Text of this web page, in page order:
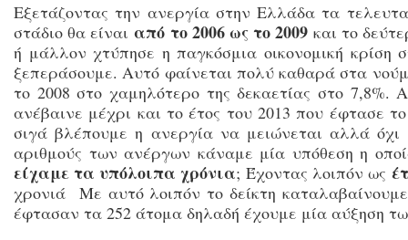
Εξετάζοντας την ανεργία στην Ελλάδα τα
στάδιο θα είναι από το 2006 ως το 2009 και το
ή μάλλον χτύπησε η παγκόσμια οικονομική
ξεπεράσουμε. Αυτό φαίνεται πολύ καθαρά στα
το 2008 στο χαμηλότερο της δεκαετίας στο
ανέβαινε μέχρι και το έτος του 2013 που έφτασε
σιγά βλέπουμε η ανεργία να μειώνεται αλλά
αριθμούς των ανέργων κάναμε μία υπόθεση η
είχαμε τα υπόλοιπα χρόνια; Έχοντας λοιπόν ως
χρονιά Με αυτό λοιπόν το δείκτη
έφτασαν τα 252 άτομα δηλαδή έχουμε μία αύξηση